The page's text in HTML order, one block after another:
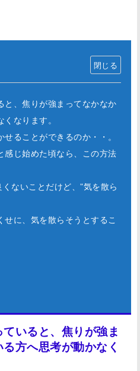
と、焦りが強まってなかなか
なります。
ることができるのか・・。
感じ始めた頃なら、この方法
ないことだけど、”気を散ら
に、気を散らそうとするこ
いると、焦りが強ま
方へ思考が動かなく